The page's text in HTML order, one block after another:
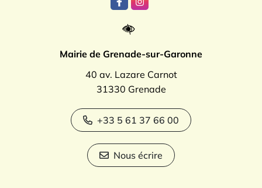
Lien vers le compte Facebook
Lien vers le compte
Mairie de Grenade-sur-Garonne
40 av. Lazare Carnot
31330 Grenade
+33 5 61 37 66 00
Nous écrire